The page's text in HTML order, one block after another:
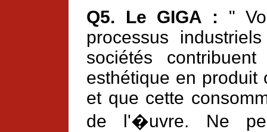
Q5. Le GIGA : "
processus
sociétés
esthétique en produit
et que cette
de l'�uvre. Ne